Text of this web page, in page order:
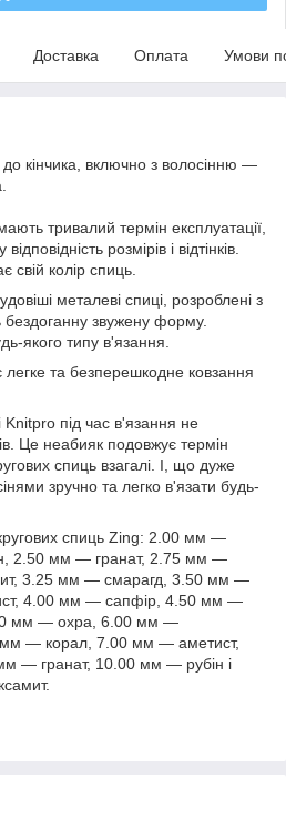
Доставка Оплата Умови
до кінчика, включно з волосінню —
тривалий термін експлуатації,
розмірів і відтінків.
свій колір спиць.
металеві спиці, розроблені з
звужену форму.
якого типу в'язання.
легке та безперешкодне ковзання
Knitpro під час в'язання не
Це неабияк подовжує термін
спиць взагалі. І, що дуже
зручно та легко в'язати будь-
кругових спиць Zing: 2.00 мм —
2.50 мм — гранат, 2.75 мм —
3.25 мм — смарагд, 3.50 мм —
4.00 мм — сапфір, 4.50 мм —
мм — охра, 6.00 мм —
мм — корал, 7.00 мм — аметист,
— гранат, 10.00 мм — рубін і